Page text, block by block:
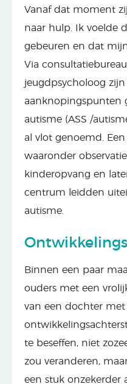
Vanaf dat moment
naar hulp. Ik voelde
gebeuren en dat
Via
jeugdpsycholoog
aanknopingspunten
autisme (ASS /
al vlot genoemd.
waaronder
kinderopvang en
centrum leidden
autisme.
Binnen een paar
ouders met een
van een dochter met
te beseffen, niet
zou veranderen,
een stuk onzekerder